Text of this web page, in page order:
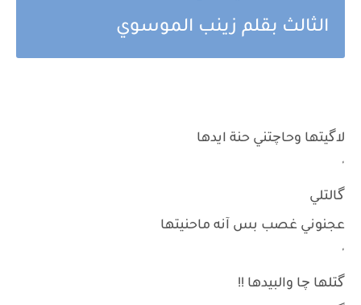
الثالث بقلم زينب الموسوي
لاگيتها وحاچتني حنة ايدها
'
گالتلي
عجنوني غصب بس آنه ماحنيتها
'
گتلها چا والبيدها !!